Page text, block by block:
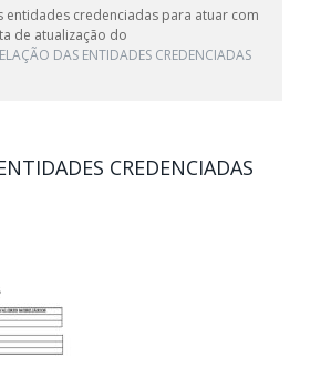
entidades credenciadas para atuar com
de atualização do
DAS ENTIDADES CREDENCIADAS
CREDENCIADAS